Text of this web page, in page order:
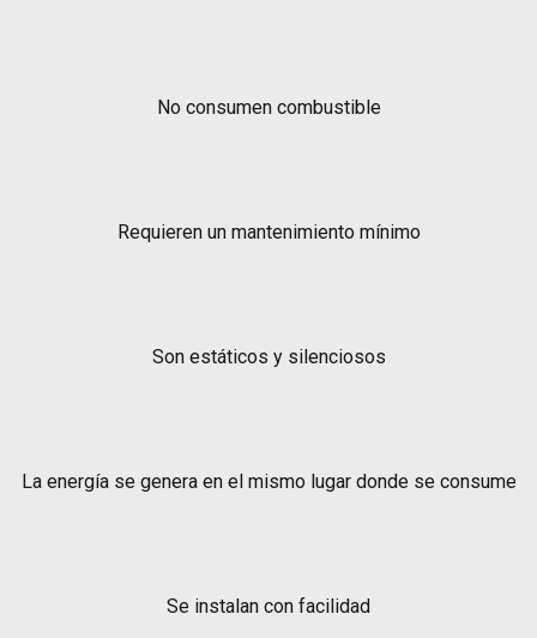
No consumen combustible
Requieren un mantenimiento mínimo
Son estáticos y silenciosos
La energía se genera en el mismo lugar donde se consume
Se instalan con facilidad